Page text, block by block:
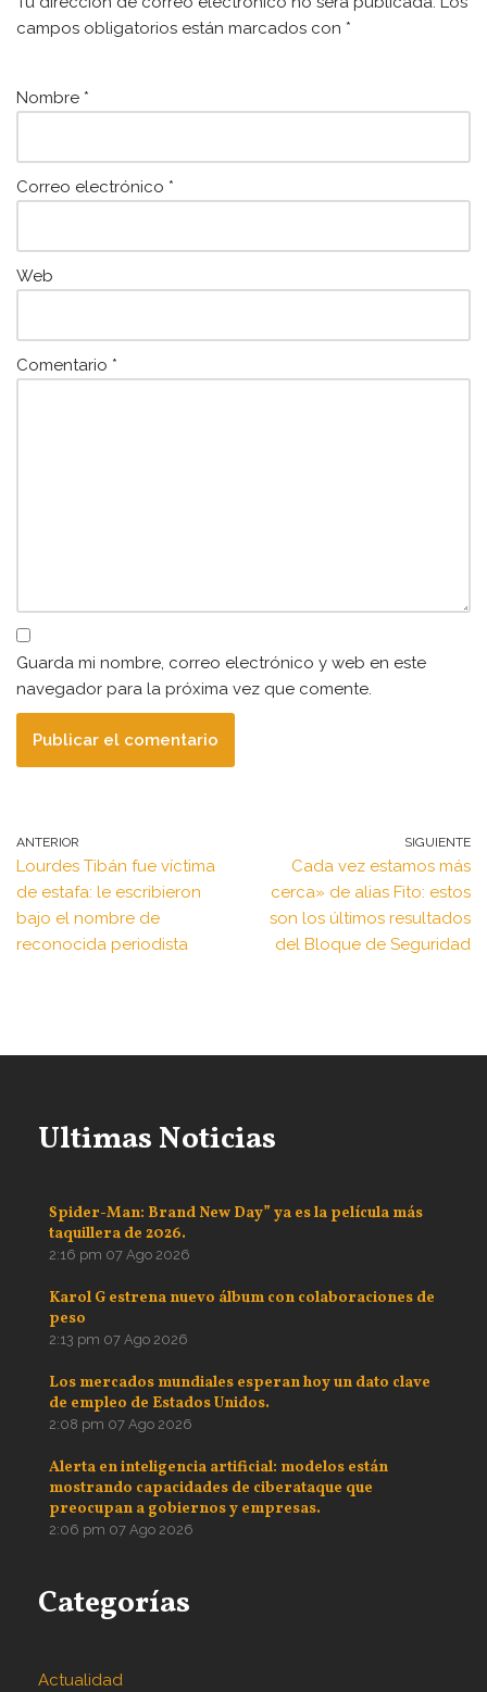
o
k
p
campos obligatorios están marcados con *
Nombre *
Correo electrónico *
Web
Comentario *
Guarda mi nombre, correo electrónico y web en este
navegador para la próxima vez que comente.
ANTERIOR
Lourdes Tibán fue víctima
de estafa: le escribieron
bajo el nombre de
reconocida periodista
SIGUIENTE
Cada vez estamos más
cerca» de alias Fito: estos
son los últimos resultados
del Bloque de Seguridad
Ultimas Noticias
Spider-Man: Brand New Day” ya es la película más
taquillera de 2026.
2:16 pm 07 Ago 2026
Karol G estrena nuevo álbum con colaboraciones de
peso
2:13 pm 07 Ago 2026
Los mercados mundiales esperan hoy un dato clave
de empleo de Estados Unidos.
2:08 pm 07 Ago 2026
Alerta en inteligencia artificial: modelos están
mostrando capacidades de ciberataque que
preocupan a gobiernos y empresas.
2:06 pm 07 Ago 2026
Categorías
Actualidad